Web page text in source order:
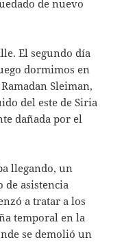
de nuevo
El segundo día
dormimos en
Sleiman,
del este de Siria
dañada por el
llegando, un
de asistencia
a tratar a los
temporal en la
se demolió un